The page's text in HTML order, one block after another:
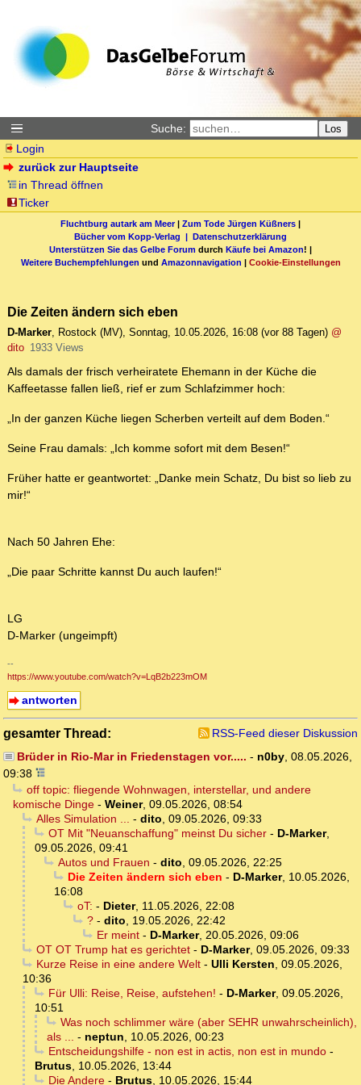
Suche: Los
Login
zurück zur Hauptseite
in Thread öffnen
Ticker
Fluchtburg autark am Meer| Zum Tode Jürgen Küßners |
Bücher vom Kopp-Verlag | Datenschutzerklärung
Unterstützen Sie das Gelbe Forum durch Käufe bei Amazon! |
Weitere Buchempfehlungen und Amazonnavigation | Cookie-Einstellungen
Die Zeiten ändern sich eben
D-Marker, Rostock (MV), Sonntag, 10.05.2026, 16:08 (vor 88 Tagen) @
dito 1933 Views
Als damals der frisch verheiratete Ehemann in der Küche die
Kaffeetasse fallen ließ, rief er zum Schlafzimmer hoch:
„In der ganzen Küche liegen Scherben verteilt auf dem Boden.“
Seine Frau damals: „Ich komme sofort mit dem Besen!“
Früher hatte er geantwortet: „Danke mein Schatz, Du bist so lieb zu
mir!“
Nach 50 Jahren Ehe:
„Die paar Schritte kannst Du auch laufen!“
LG
D-Marker (ungeimpft)
--
https://www.youtube.com/watch?v=LqB2b223mOM
antworten
gesamter Thread:
RSS-Feed dieser Diskussion
Brüder in Rio-Mar in Friedenstagen vor..... - n0by, 08.05.2026,
09:38
off topic: fliegende Wohnwagen, interstellar, und andere
komische Dinge - Weiner, 09.05.2026, 08:54
Alles Simulation ... - dito, 09.05.2026, 09:33
OT Mit "Neuanschaffung" meinst Du sicher- D-Marker,
09.05.2026, 09:41
Autos und Frauen - dito, 09.05.2026, 22:25
Die Zeiten ändern sich eben - D-Marker, 10.05.2026,
16:08
oT: - Dieter, 11.05.2026, 22:08
?- dito, 19.05.2026, 22:42
Er meint- D-Marker, 20.05.2026, 09:06
OT OT Trump hat es gerichtet- D-Marker, 09.05.2026, 09:33
Kurze Reise in eine andere Welt- Ulli Kersten, 09.05.2026,
10:36
Für Ulli: Reise, Reise, aufstehen! - D-Marker, 09.05.2026,
10:51
Was noch schlimmer wäre (aber SEHR unwahrscheinlich),
als ... - neptun, 10.05.2026, 00:23
Entscheidungshilfe - non est in actis, non est in mundo-
Brutus, 10.05.2026, 13:44
Die Andere- Brutus, 10.05.2026, 15:44